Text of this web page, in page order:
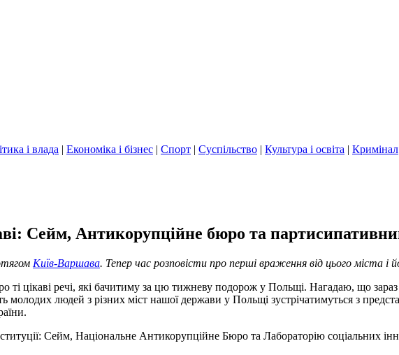
і влада | Економіка і бізнес | Спорт | Суспільство | Культура і освіта | Кримінал
Сейм, Антикорупційне бюро та
Київ-Варшава. Тепер час розповісти про перші враження від цього міста і
ті цікаві речі, які бачитиму за цю тижневу подорож у Польщі. Нагадаю, що
людей з різних міст нашої держави у Польщі зустрічатимуться з
Сейм, Національне Антикорупційне Бюро та Лабораторію соціальних